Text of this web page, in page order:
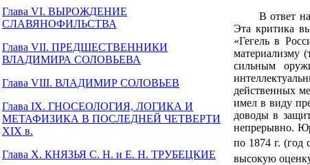
Глава VI. ВЫРОЖДЕНИЕ
СЛАВЯНОФИЛЬСТВА
Глава VII. ПРЕДШЕСТВЕННИКИ
ВЛАДИМИРА СОЛОВЬЕВА
Глава VIII. ВЛАДИМИР СОЛОВЬЕВ
Глава IX. ГНОСЕОЛОГИЯ, ЛОГИКА И
МЕТАФИЗИКА В ПОСЛЕДНЕЙ ЧЕТВЕРТИ
XIX в.
Глава X. КНЯЗЬЯ С. Н. и Е. Н. ТРУБЕЦКИЕ
В ответ
Эта критика
«Гегель в
материализму
сильным
действенных
имел в виду
доводы в
непрерывно.
по 1874 г. (год
высокую